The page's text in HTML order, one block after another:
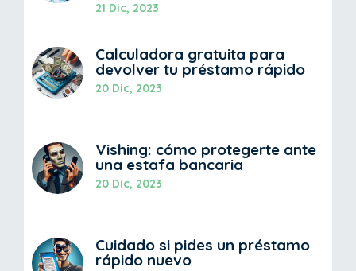
21 Dic, 2023
Calculadora gratuita para
devolver tu préstamo rápido
20 Dic, 2023
Vishing: cómo protegerte ante
una estafa bancaria
20 Dic, 2023
Cuidado si pides un préstamo
rápido nuevo